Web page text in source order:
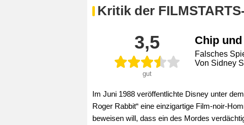
Kritik der
3,5
gut
Chip
Falsches
Von Sidney
Im Juni 1988 veröffentlichte Disney unter
Roger Rabbit“ eine einzigartige Film-noir-
beweisen will, dass ein des Mordes